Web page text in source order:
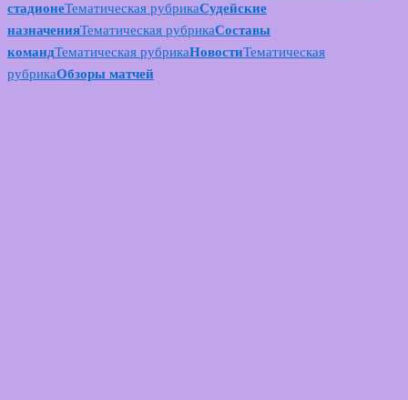
стадионеТематическая рубрикаСудейские
назначенияТематическая рубрикаСоставы
командТематическая рубрикаНовостиТематическая
рубрикаОбзоры матчей